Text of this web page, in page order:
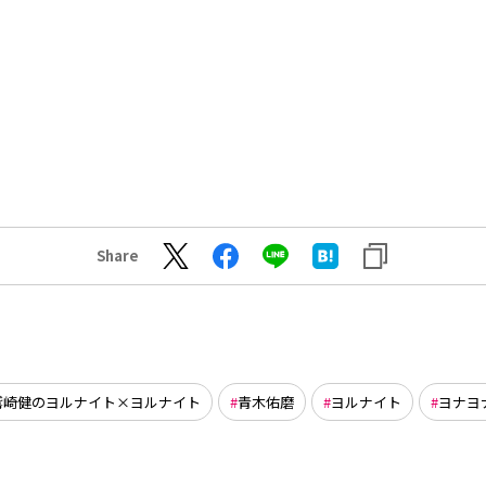
Share
崎健のヨルナイト×ヨルナイト 青木佑磨 ヨルナイト ヨナヨ